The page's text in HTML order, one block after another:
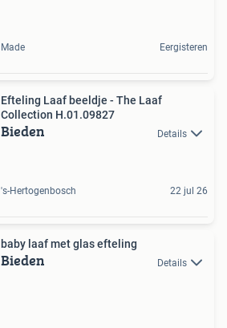
Made Eergisteren
Efteling Laaf beeldje - The Laaf
Collection H.01.09827
Bieden Details
's-Hertogenbosch 22 jul 26
baby laaf met glas efteling
Bieden Details